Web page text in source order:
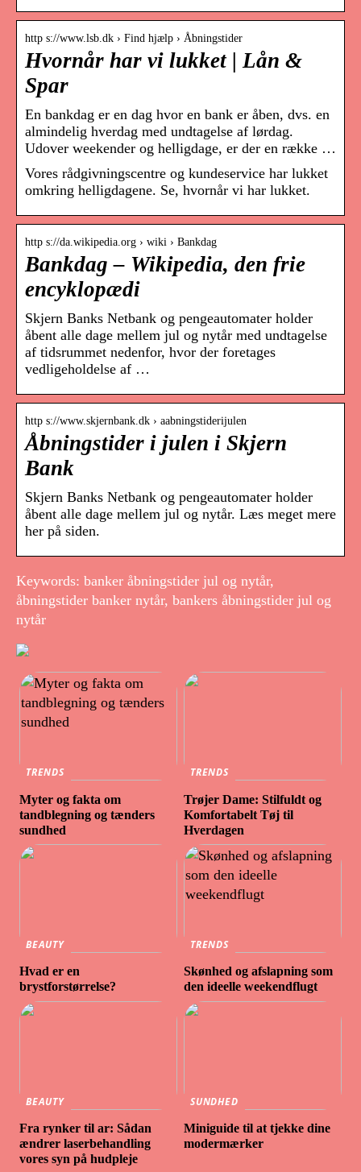
http s://www.lsb.dk › Find hjælp › Åbningstider
Hvornår har vi lukket | Lån &
Spar
En bankdag er en dag hvor en bank er åben, dvs. en
almindelig hverdag med undtagelse af lørdag.
Udover weekender og helligdage, er der en række …
Vores rådgivningscentre og kundeservice har lukket
omkring helligdagene. Se, hvornår vi har lukket.
http s://da.wikipedia.org › wiki › Bankdag
Bankdag – Wikipedia, den frie
encyklopædi
Skjern Banks Netbank og pengeautomater holder
åbent alle dage mellem jul og nytår med undtagelse
af tidsrummet nedenfor, hvor der foretages
vedligeholdelse af …
http s://www.skjernbank.dk › aabningstiderijulen
Åbningstider i julen i Skjern
Bank
Skjern Banks Netbank og pengeautomater holder
åbent alle dage mellem jul og nytår. Læs meget mere
her på siden.
Keywords: banker åbningstider jul og nytår,
åbningstider banker nytår, bankers åbningstider jul og
nytår
TRENDS
Myter og fakta om
tandblegning og tænders
sundhed
TRENDS
Trøjer Dame: Stilfuldt og
Komfortabelt Tøj til
Hverdagen
BEAUTY
Hvad er en
brystforstørrelse?
TRENDS
Skønhed og afslapning som
den ideelle weekendflugt
BEAUTY
Fra rynker til ar: Sådan
ændrer laserbehandling
vores syn på hudpleje
SUNDHED
Miniguide til at tjekke dine
modermærker